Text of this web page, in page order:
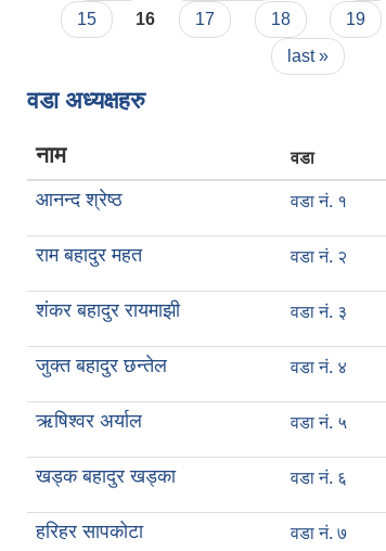
15
16 17 18 19
last »
वडा अध्यक्षहरु
नाम वडा
आनन्द श्रेष्ठ वडा नं. १
राम बहादुर महत वडा नं. २
शंकर बहादुर रायमाझी वडा नं. ३
जुक्त बहादुर छन्तेल वडा नं. ४
ऋषिश्वर अर्याल वडा नं. ५
खड्क बहादुर खड्का वडा नं. ६
हरिहर सापकोटा वडा नं. ७